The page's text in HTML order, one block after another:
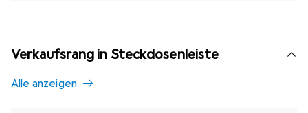
Verkaufsrang in Steckdosenleiste
Alle anzeigen